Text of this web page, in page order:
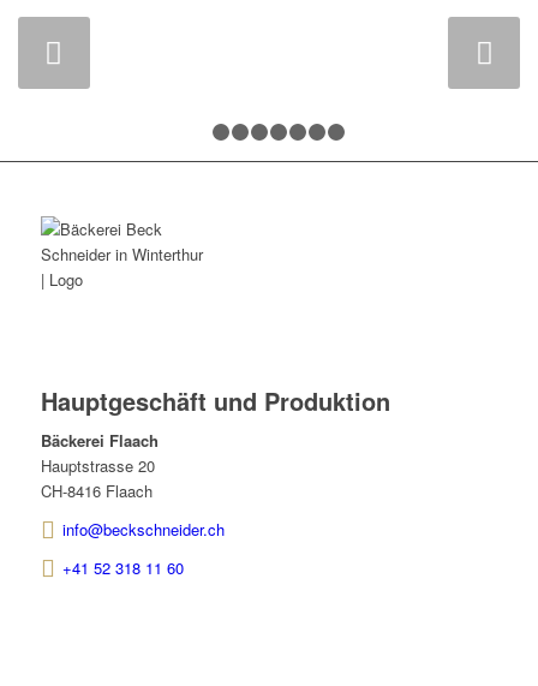
1 2
Hauptgeschäft und Produktion
Bäckerei Flaach
Hauptstrasse 20
CH-8416 Flaach
info@beckschneider.ch
+41 52 318 11 60